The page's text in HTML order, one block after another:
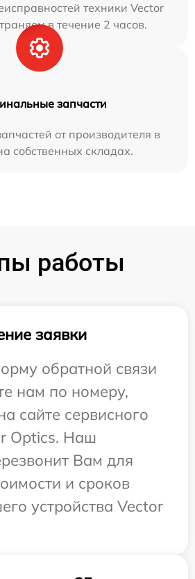
техники Vector
в течение 2 часов.
запчасти
от производителя в
собственных складах.
работы
заявки
обратной связи
нам по номеру,
сайте сервисного
Optics. Наш
Вам для
и сроков
устройства Vector